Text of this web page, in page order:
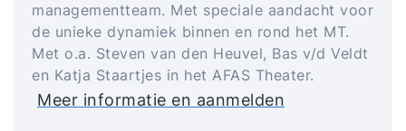
managementteam. Met speciale aandacht voor
de unieke dynamiek binnen en rond het MT.
Met o.a. Steven van den Heuvel, Bas v/d Veldt
en Katja Staartjes in het AFAS Theater.
Meer informatie en aanmelden